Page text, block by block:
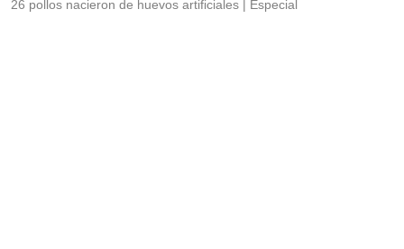
26 pollos nacieron de huevos artificiales Especial